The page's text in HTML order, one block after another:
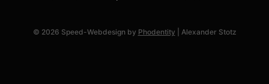
© 2026 Speed-Webdesign by Phodentity | Alexander Stotz